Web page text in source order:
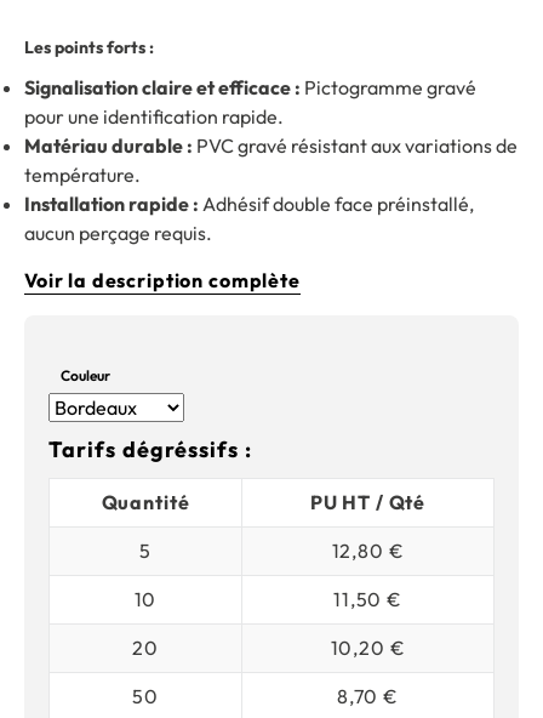
Les points forts :
Signalisation claire et efficace : Pictogramme gravé
pour une identification rapide.
Matériau durable : PVC gravé résistant aux variations de
température.
Installation rapide : Adhésif double face préinstallé,
aucun perçage requis.
Voir la description complète
Couleur
Tarifs dégréssifs :
Quantité
PU HT / Qté
5
12,80 €
10
11,50 €
20
10,20 €
50
8,70 €